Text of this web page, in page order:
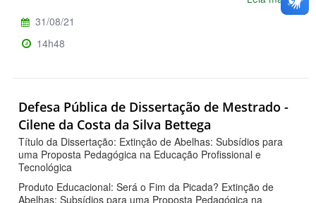
31/08/21
14h48
Defesa Pública de Dissertação de Mestrado -
Cilene da Costa da Silva Bettega
Título da Dissertação: Extinção de Abelhas: Subsídios para
uma Proposta Pedagógica na Educação Profissional e
Tecnológica
Produto Educacional: Será o Fim da Picada? Extinção de
Abelhas: Subsídios para uma Proposta Pedagógica na